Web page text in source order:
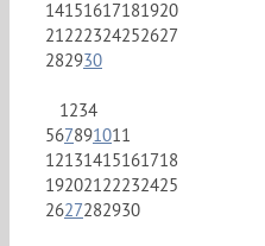
14151617181920
21 222324252627
282930
1 234
567891011
12131415161718
192021 22232425
2627282930